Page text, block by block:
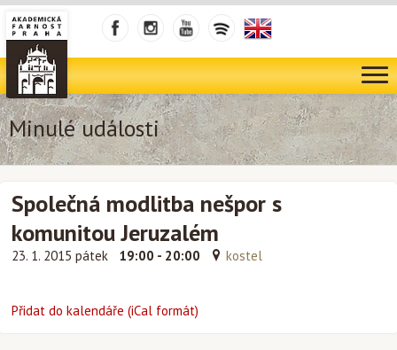
Minulé události
Společná modlitba nešpor s
komunitou Jeruzalém
23. 1. 2015 pátek 19:00 - 20:00 kostel
Přidat do kalendáře (iCal formát)